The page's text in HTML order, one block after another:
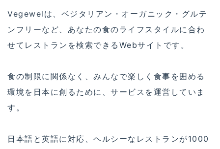
Vegewelは、ベジタリアン・オーガニック・グルテ
ンフリーなど、あなたの食のライフスタイルに合わ
せてレストランを検索できるWebサイトです。
食の制限に関係なく、みんなで楽しく食事を囲める
環境を日本に創るために、サービスを運営していま
す。
日本語と英語に対応、ヘルシーなレストランが1000